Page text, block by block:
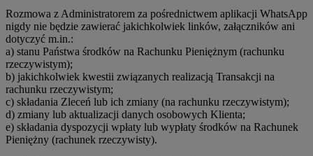
Rozmowa z Administratorem za pośrednictwem aplikacji WhatsApp
nigdy nie będzie zawierać jakichkolwiek linków, załączników ani
dotyczyć m.in.:
a) stanu Państwa środków na Rachunku Pieniężnym (rachunku
rzeczywistym);
b) jakichkolwiek kwestii związanych realizacją Transakcji na
rachunku rzeczywistym;
c) składania Zleceń lub ich zmiany (na rachunku rzeczywistym);
d) zmiany lub aktualizacji danych osobowych Klienta;
e) składania dyspozycji wpłaty lub wypłaty środków na Rachunek
Pieniężny (rachunek rzeczywisty).